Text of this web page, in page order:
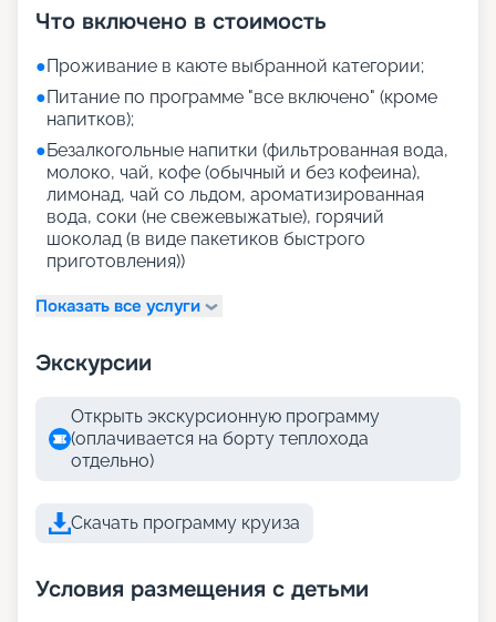
Что включено в стоимость
●Проживание в каюте выбранной категории;
●Питание по программе "все включено" (кроме
напитков);
●Безалкогольные напитки (фильтрованная вода,
молоко, чай, кофе (обычный и без кофеина),
лимонад, чай со льдом, ароматизированная
вода, соки (не свежевыжатые), горячий
шоколад (в виде пакетиков быстрого
приготовления))
Показать все услуги
Экскурсии
Открыть экскурсионную программу
(оплачивается на борту теплохода
отдельно)
Скачать программу круиза
Условия размещения с детьми